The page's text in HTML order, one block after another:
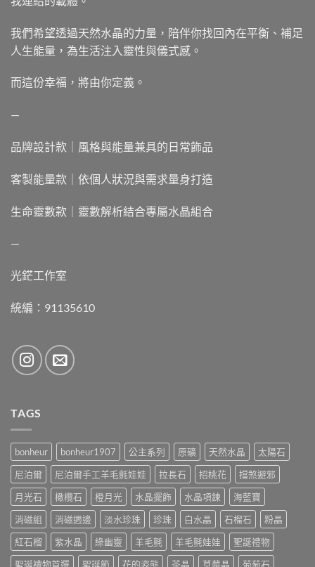
我們希望透過天然水晶的力量，陪伴你找回內在平衡、補足
人生能量，為生活注入靈性與儀式感。
而這份幸福，將由你定義。
—
品牌設計款｜風格與能量兼具的日常飾品
客製能量款｜依個人狀況與需求量身打造
生命靈數款｜靈數解析結合專屬水晶組合
—
光鋩工作室
統編：91135610
TAGS
bonheur bonheur1907 公主系列 原礦 天然水晶
太陽石
尼泊爾
尼泊爾手工羊毛氈娃娃 拉長石 招桃花
擋煞避邪
月光石
橄欖石 橙月光 水晶擺飾 水晶項鍊
海藍寶
消磁組
消磁週邊 淡水珍珠 珍珠 白水晶 石榴石
粉晶
紅石榴
紫水晶 綠幽靈 羊毛氈 羊毛氈娃娃
聖誕禮物
聖誕禮物首選
聖誕節 花的姿態 茶晶 草莓晶 葡萄石